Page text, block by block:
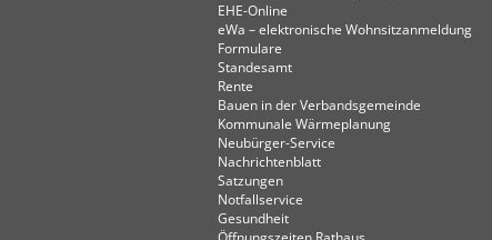
EHE-Online
eWa – elektronische Wohnsitzanmeldung
Formulare
Standesamt
Rente
Bauen in der Verbandsgemeinde
Kommunale Wärmeplanung
Neubürger-Service
Nachrichtenblatt
Satzungen
Notfallservice
Gesundheit